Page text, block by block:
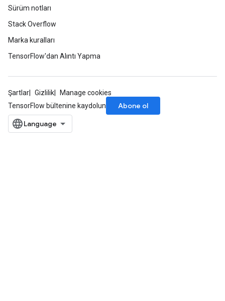
Sürüm notları
Stack Overflow
Marka kuralları
TensorFlow'dan Alıntı Yapma
Şartlar Gizlilik
Manage cookies
TensorFlow bültenine kaydolun
Abone ol